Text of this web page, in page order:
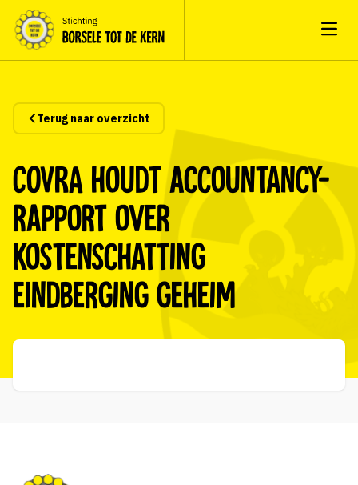
Terug naar overzicht
COVRA houdt accountancy-
rapport over
kostenschatting
eindberging geheim